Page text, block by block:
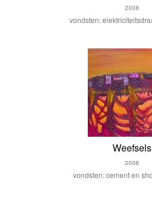
2008
vondsten:
Weefsels
2008
vondsten: cement en